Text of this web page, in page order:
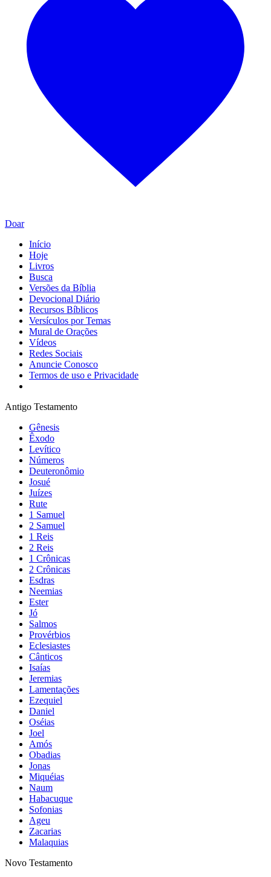
Doar
Início
Hoje
Livros
Busca
Versões da Bíblia
Devocional Diário
Recursos Bíblicos
Versículos por Temas
Mural de Orações
Vídeos
Redes Sociais
Anuncie Conosco
Termos de uso e Privacidade
Antigo Testamento
Gênesis
Êxodo
Levítico
Números
Deuteronômio
Josué
Juízes
Rute
1 Samuel
2 Samuel
1 Reis
2 Reis
1 Crônicas
2 Crônicas
Esdras
Neemias
Ester
Jó
Salmos
Provérbios
Eclesiastes
Cânticos
Isaías
Jeremias
Lamentações
Ezequiel
Daniel
Oséias
Joel
Amós
Obadias
Jonas
Miquéias
Naum
Habacuque
Sofonias
Ageu
Zacarias
Malaquias
Novo Testamento